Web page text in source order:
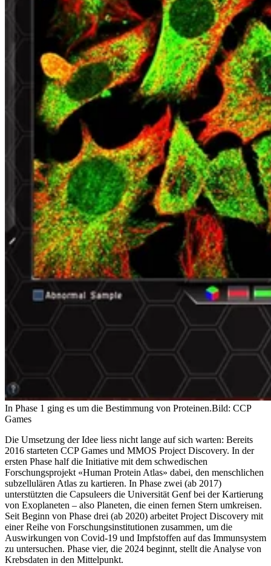
In Phase 1 ging es um die Bestimmung von Proteinen.Bild: CCP
Games
Die Umsetzung der Idee liess nicht lange auf sich warten: Bereits
2016 starteten CCP Games und MMOS Project Discovery. In der
ersten Phase half die Initiative mit dem schwedischen
Forschungsprojekt «Human Protein Atlas» dabei, den menschlichen
subzellulären Atlas zu kartieren. In Phase zwei (ab 2017)
unterstützten die Capsuleers die Universität Genf bei der Kartierung
von Exoplaneten – also Planeten, die einen fernen Stern umkreisen.
Seit Beginn von Phase drei (ab 2020) arbeitet Project Discovery mit
einer Reihe von Forschungsinstitutionen zusammen, um die
Auswirkungen von Covid-19 und Impfstoffen auf das Immunsystem
zu untersuchen. Phase vier, die 2024 beginnt, stellt die Analyse von
Krebsdaten in den Mittelpunkt.